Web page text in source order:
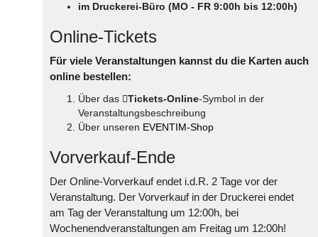
im Druckerei-Büro (MO - FR 9:00h bis 12:00h)
Online-Tickets
Für viele Veranstaltungen kannst du die Karten auch
online bestellen:
Über das Tickets-Online-Symbol in der
Veranstaltungsbeschreibung
Über unseren EVENTIM-Shop
Vorverkauf-Ende
Der Online-Vorverkauf endet i.d.R. 2 Tage vor der
Veranstaltung. Der Vorverkauf in der Druckerei endet
am Tag der Veranstaltung um 12:00h, bei
Wochenendveranstaltungen am Freitag um 12:00h!